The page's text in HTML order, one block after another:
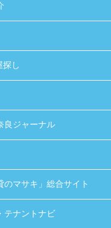
探し
良ジャーナル
のマサキ」総合サイト
テナントナビ